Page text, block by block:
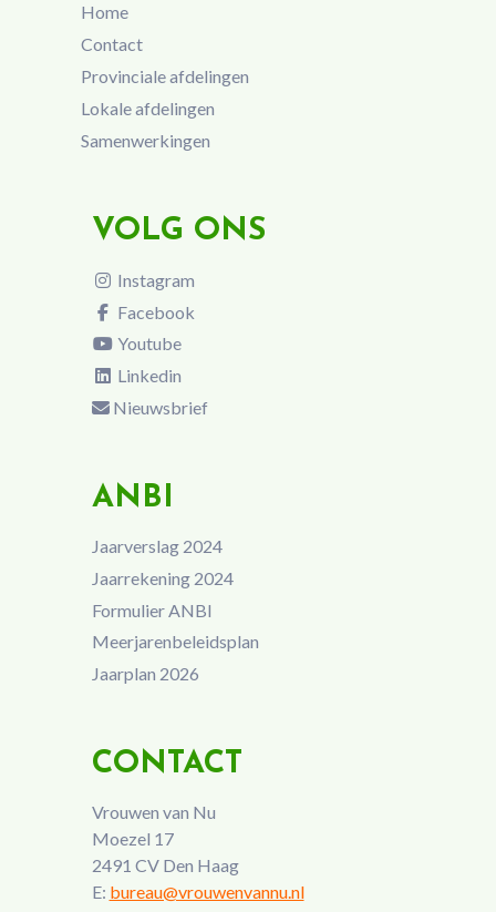
Home
Contact
Provinciale afdelingen
Lokale afdelingen
Samenwerkingen
VOLG ONS
Instagram
Facebook
Youtube
Linkedin
Nieuwsbrief
ANBI
Jaarverslag 2024
Jaarrekening 2024
Formulier ANBI
Meerjarenbeleidsplan
Jaarplan 2026
CONTACT
Vrouwen van Nu
Moezel 17
2491 CV Den Haag
E: bureau@vrouwenvannu.nl